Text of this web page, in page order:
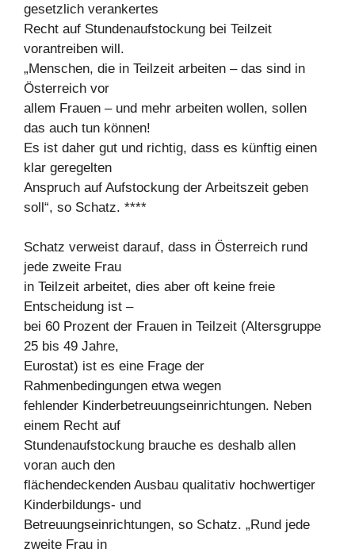
gesetzlich verankertes
Recht auf Stundenaufstockung bei Teilzeit
vorantreiben will.
„Menschen, die in Teilzeit arbeiten – das sind in
Österreich vor
allem Frauen – und mehr arbeiten wollen, sollen
das auch tun können!
Es ist daher gut und richtig, dass es künftig einen
klar geregelten
Anspruch auf Aufstockung der Arbeitszeit geben
soll“, so Schatz. ****
Schatz verweist darauf, dass in Österreich rund
jede zweite Frau
in Teilzeit arbeitet, dies aber oft keine freie
Entscheidung ist –
bei 60 Prozent der Frauen in Teilzeit (Altersgruppe
25 bis 49 Jahre,
Eurostat) ist es eine Frage der
Rahmenbedingungen etwa wegen
fehlender Kinderbetreuungseinrichtungen. Neben
einem Recht auf
Stundenaufstockung brauche es deshalb allen
voran auch den
flächendeckenden Ausbau qualitativ hochwertiger
Kinderbildungs- und
Betreuungseinrichtungen, so Schatz. „Rund jede
zweite Frau in